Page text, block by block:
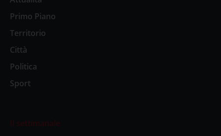
Primo Piano
Territorio
Città
Politica
Sport
Il settimanale